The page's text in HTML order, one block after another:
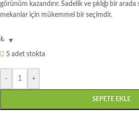
görünüm kazandırır. Sadelik ve şıklığı bir
mekanlar için mükemmel bir seçimdir.
₺
5 adet stokta
- +
SEPETE EKLE